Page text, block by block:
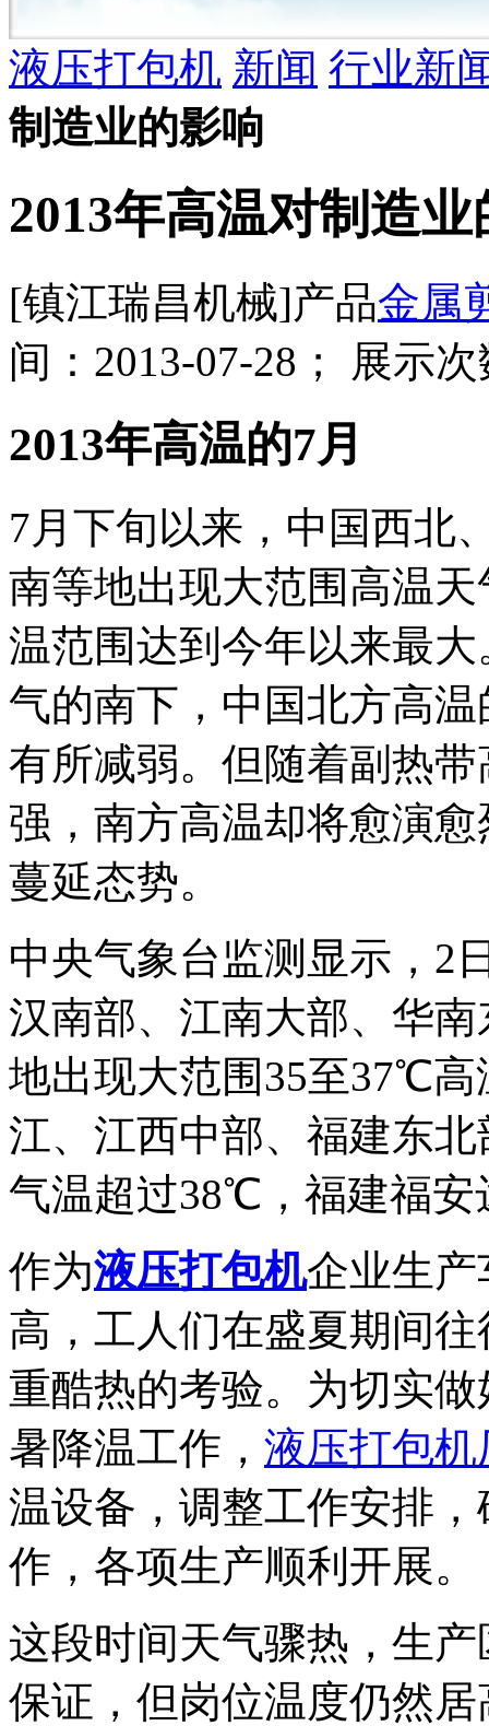
液压打包机 新闻 行业新
制造业的影响
2013年高温对制造
[镇江瑞昌机械]产品金属
间：2013-07-28； 展示
2013年高温的7月
7月下旬以来，中国西北
南等地出现大范围高温
温范围达到今年以来最
气的南下，中国北方高
有所减弱。但随着副热
强，南方高温却将愈演
蔓延态势。
中央气象台监测显示，2
汉南部、江南大部、华
地出现大范围35至37℃高
江、江西中部、福建东
气温超过38℃，福建福
作为液压打包机企业生
高，工人们在盛夏期间
重酷热的考验。为切实
暑降温工作， 液压打包机
温设备，调整工作安排
作，各项生产顺利开展。
这段时间天气骤热，生
保证，但岗位温度仍然